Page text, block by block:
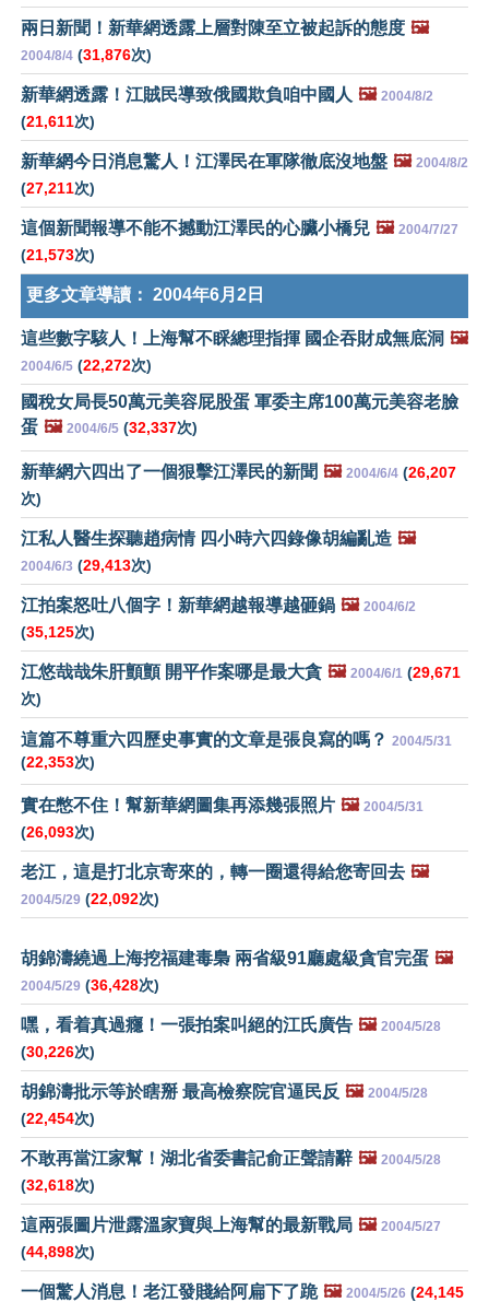
兩日新聞！新華網透露上層對陳至立被起訴的態度 🖼️
2004/8/4 (31,876次)
新華網透露！江賊民導致俄國欺負咱中國人 🖼️ 2004/8/2
(21,611次)
新華網今日消息驚人！江澤民在軍隊徹底沒地盤 🖼️ 2004/8/2
(27,211次)
這個新聞報導不能不撼動江澤民的心臟小橋兒 🖼️ 2004/7/27
(21,573次)
更多文章導讀： 2004年6月2日
這些數字駭人！上海幫不睬總理指揮 國企吞財成無底洞 🖼️
2004/6/5 (22,272次)
國稅女局長50萬元美容屁股蛋 軍委主席100萬元美容老臉
蛋 🖼️ 2004/6/5 (32,337次)
新華網六四出了一個狠擊江澤民的新聞 🖼️ 2004/6/4 (26,207
次)
江私人醫生探聽趙病情 四小時六四錄像胡編亂造 🖼️
2004/6/3 (29,413次)
江拍案怒吐八個字！新華網越報導越砸鍋 🖼️ 2004/6/2
(35,125次)
江悠哉哉朱肝顫顫 開平作案哪是最大貪 🖼️ 2004/6/1 (29,671
次)
這篇不尊重六四歷史事實的文章是張良寫的嗎？ 2004/5/31
(22,353次)
實在憋不住！幫新華網圖集再添幾張照片 🖼️ 2004/5/31
(26,093次)
老江，這是打北京寄來的，轉一圈還得給您寄回去 🖼️
2004/5/29 (22,092次)
胡錦濤繞過上海挖福建毒梟 兩省級91廳處級貪官完蛋 🖼️
2004/5/29 (36,428次)
嘿，看着真過癮！一張拍案叫絕的江氏廣告 🖼️ 2004/5/28
(30,226次)
胡錦濤批示等於瞎掰 最高檢察院官逼民反 🖼️ 2004/5/28
(22,454次)
不敢再當江家幫！湖北省委書記俞正聲請辭 🖼️ 2004/5/28
(32,618次)
這兩張圖片泄露溫家寶與上海幫的最新戰局 🖼️ 2004/5/27
(44,898次)
一個驚人消息！老江發賤給阿扁下了跪 🖼️ 2004/5/26 (24,145